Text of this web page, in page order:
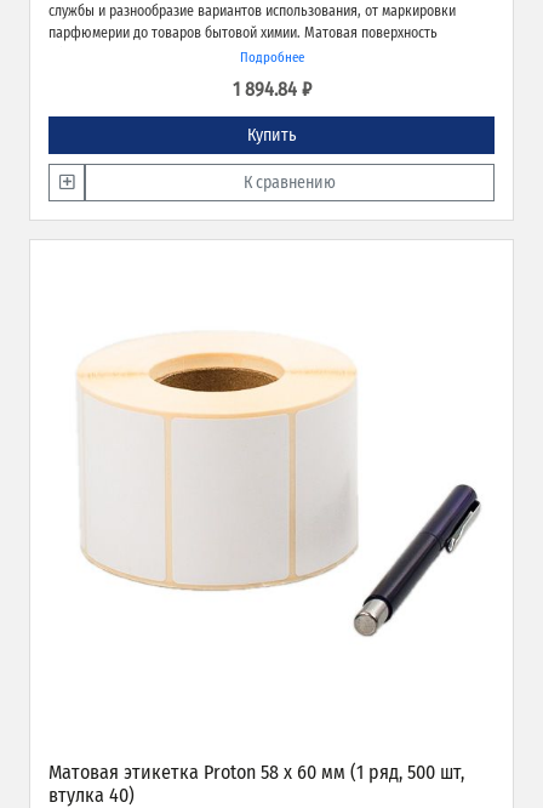
службы и разнообразие вариантов использования, от маркировки
парфюмерии до товаров бытовой химии. Матовая поверхность
обеспечивает превосходное качество печати и широкие возможности
Подробнее
1 894.84 ₽
Купить
К сравнению
Матовая этикетка Proton 58 х 60 мм (1 ряд, 500 шт,
втулка 40)